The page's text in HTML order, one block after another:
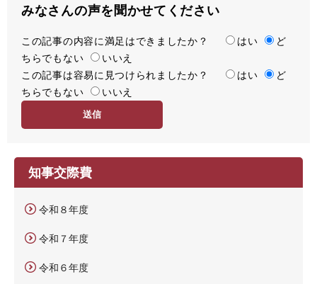
みなさんの声を聞かせてください
満
足
度
この記事の内容に満足はできましたか？ はい
ど
ちらでもない
いいえ
容
易
この記事は容易に見つけられましたか？ はい
ど
ちらでもない
いいえ
知事交際費
令和８年度
令和７年度
令和６年度